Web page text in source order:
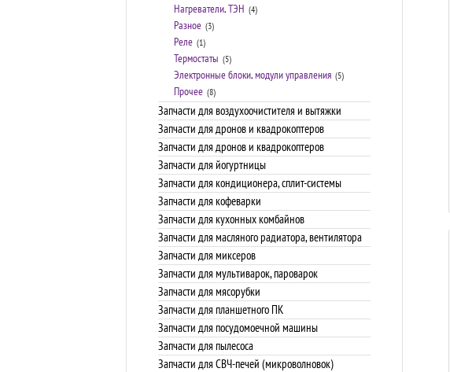
Нагреватели, ТЭН (4)
Разное (3)
Реле (1)
Термостаты (5)
Электронные блоки, модули управления (5)
Прочее (8)
Запчасти для воздухоочистителя и вытяжки
Запчасти для дронов и квадрокоптеров
Запчасти для дронов и квадрокоптеров
Запчасти для йогуртницы
Запчасти для кондиционера, сплит-системы
Запчасти для кофеварки
Запчасти для кухонных комбайнов
Запчасти для масляного радиатора, вентилятора
Запчасти для миксеров
Запчасти для мультиварок, пароварок
Запчасти для мясорубки
Запчасти для планшетного ПК
Запчасти для посудомоечной машины
Запчасти для пылесоса
Запчасти для СВЧ-печей (микроволновок)